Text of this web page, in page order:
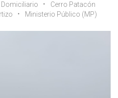
Domiciliario
Cerro Patacón
Ministerio Público (MP)